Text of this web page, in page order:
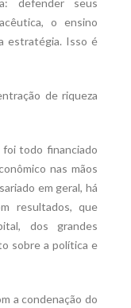
defender seus
o ensino
estratégia. Isso é
de riqueza
todo financiado
nas mãos
em geral, há
resultados, que
dos grandes
sobre a política e
a condenação do